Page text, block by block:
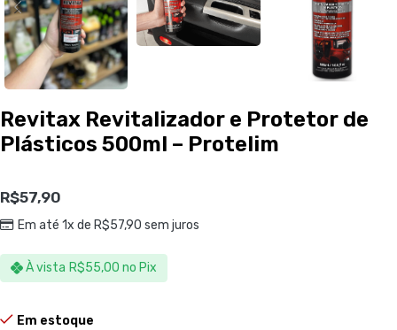
Revitax Revitalizador e Protetor de
Plásticos 500ml – Protelim
R$57,90
Em até 1x de R$57,90 sem juros
À vista R$55,00 no Pix
Em estoque